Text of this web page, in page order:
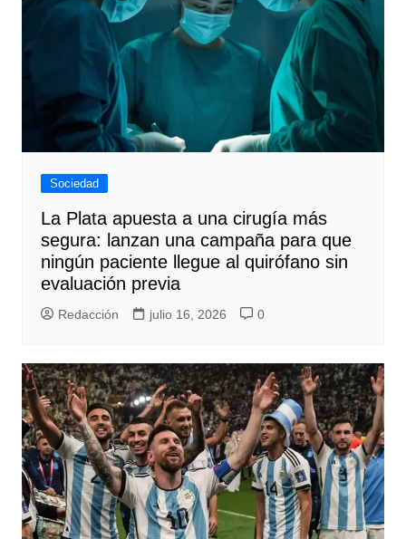
Sociedad
La Plata apuesta a una cirugía más
segura: lanzan una campaña para que
ningún paciente llegue al quirófano sin
evaluación previa
Redacción julio 16, 2026 0